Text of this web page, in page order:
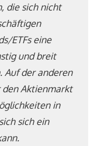
die sich nicht
ETFs eine
und breit
Auf der anderen
den Aktienmarkt
in
sich ein